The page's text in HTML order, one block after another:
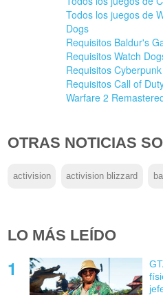
Todos los juegos de
Dogs
Requisitos Baldur's
Requisitos Watch
Requisitos
Requisitos Call of
Warfare 2
OTRAS NOTICIAS
activision activision blizzard
LO MÁS LEÍDO